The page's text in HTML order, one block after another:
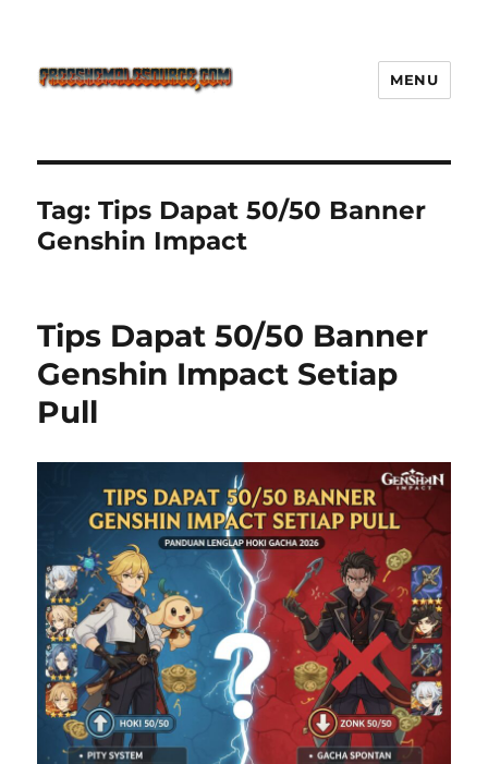
Defense Main Game Ini Pasti
Ketagihan!
MENU
Tag:Tips Dapat 50/50 Banner
Genshin Impact
Tips Dapat 50/50 Banner
Genshin Impact Setiap
Pull